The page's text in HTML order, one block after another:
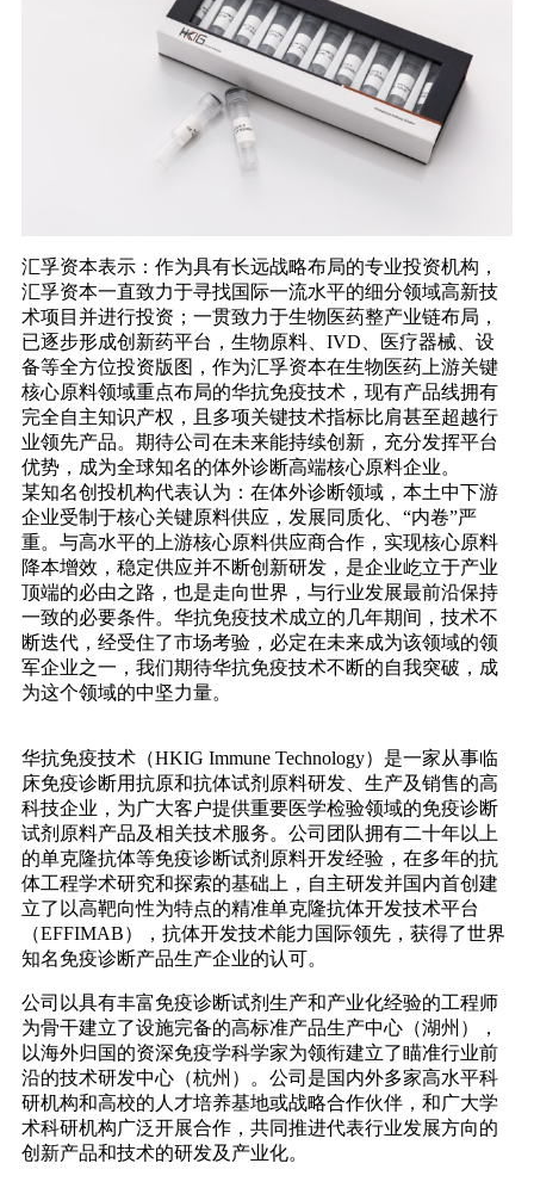
汇孚资本表示：作为具有长远战略布局的专业投资机构，
汇孚资本一直致力于寻找国际一流水平的细分领域高新技
术项目并进行投资；一贯致力于生物医药整产业链布局，
已逐步形成创新药平台，生物原料、IVD、医疗器械、设
备等全方位投资版图，作为汇孚资本在生物医药上游关键
核心原料领域重点布局的华抗免疫技术，现有产品线拥有
完全自主知识产权，且多项关键技术指标比肩甚至超越行
业领先产品。期待公司在未来能持续创新，充分发挥平台
优势，成为全球知名的体外诊断高端核心原料企业。
某知名创投机构代表认为：在体外诊断领域，本土中下游
企业受制于核心关键原料供应，发展同质化、“内卷”严
重。与高水平的上游核心原料供应商合作，实现核心原料
降本增效，稳定供应并不断创新研发，是企业屹立于产业
顶端的必由之路，也是走向世界，与行业发展最前沿保持
一致的必要条件。华抗免疫技术成立的几年期间，技术不
断迭代，经受住了市场考验，必定在未来成为该领域的领
军企业之一，我们期待华抗免疫技术不断的自我突破，成
为这个领域的中坚力量。
华抗免疫技术（HKIG Immune Technology）是一家从事临
床免疫诊断用抗原和抗体试剂原料研发、生产及销售的高
科技企业，为广大客户提供重要医学检验领域的免疫诊断
试剂原料产品及相关技术服务。公司团队拥有二十年以上
的单克隆抗体等免疫诊断试剂原料开发经验，在多年的抗
体工程学术研究和探索的基础上，自主研发并国内首创建
立了以高靶向性为特点的精准单克隆抗体开发技术平台
（EFFIMAB），抗体开发技术能力国际领先，获得了世界
知名免疫诊断产品生产企业的认可。
公司以具有丰富免疫诊断试剂生产和产业化经验的工程师
为骨干建立了设施完备的高标准产品生产中心（湖州），
以海外归国的资深免疫学科学家为领衔建立了瞄准行业前
沿的技术研发中心（杭州）。公司是国内外多家高水平科
研机构和高校的人才培养基地或战略合作伙伴，和广大学
术科研机构广泛开展合作，共同推进代表行业发展方向的
创新产品和技术的研发及产业化。